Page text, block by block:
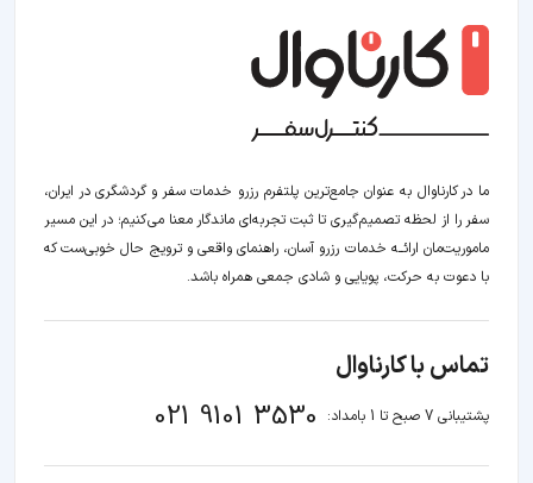
ما در کارناوال به عنوان جامع‌ترین پلتفرم رزرو خدمات سفر و گردشگری در ایران،
سفر را از لحظه‌ تصمیم‌گیری تا ثبت تجربه‌ای ماندگار معنا می‌کنیم؛ در این مسیر‍
ماموریت‌مان اراﺋــﻪ خدمات رزرو آسان، راهنمای واقعی و ترویج حال خوبی‌ست که
با دعوت به حرکت، پویایی و شادی جمعی همراه باشد.
تماس با کارناوال
پشتیبانی 7 صبح تا 1 بامداد: 021 9101 3530